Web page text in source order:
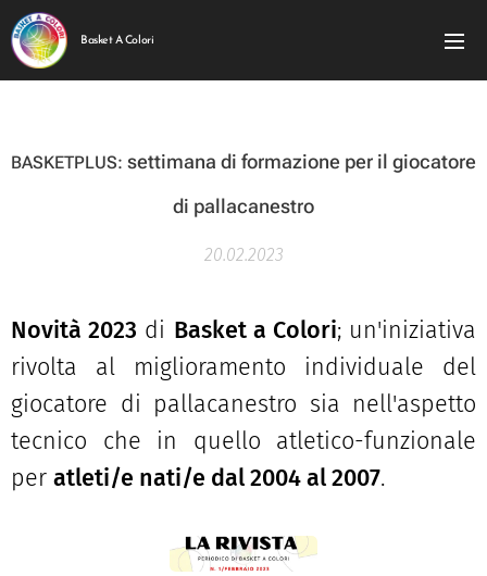
Basket A Colori
BASKETPLUS: settimana di formazione per il giocatore
di pallacanestro
20.02.2023
Novità 2023 di Basket a Colori; un'iniziativa
rivolta al miglioramento individuale del
giocatore di pallacanestro sia nell'aspetto
tecnico che in quello atletico-funzionale
per atleti/e nati/e dal 2004 al 2007.